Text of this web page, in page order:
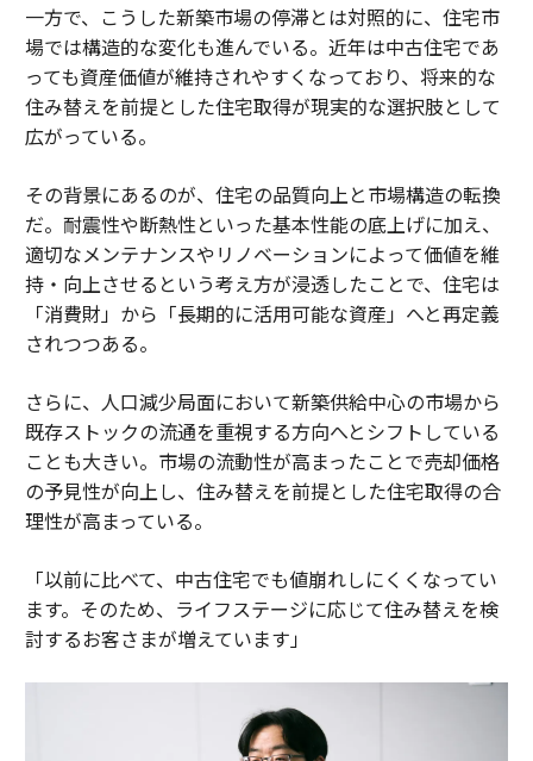
一方で、こうした新築市場の停滞とは対照的に、住宅市
場では構造的な変化も進んでいる。近年は中古住宅であ
っても資産価値が維持されやすくなっており、将来的な
住み替えを前提とした住宅取得が現実的な選択肢として
広がっている。
その背景にあるのが、住宅の品質向上と市場構造の転換
だ。耐震性や断熱性といった基本性能の底上げに加え、
適切なメンテナンスやリノベーションによって価値を維
持・向上させるという考え方が浸透したことで、住宅は
「消費財」から「長期的に活用可能な資産」へと再定義
されつつある。
さらに、人口減少局面において新築供給中心の市場から
既存ストックの流通を重視する方向へとシフトしている
ことも大きい。市場の流動性が高まったことで売却価格
の予見性が向上し、住み替えを前提とした住宅取得の合
理性が高まっている。
「以前に比べて、中古住宅でも値崩れしにくくなってい
ます。そのため、ライフステージに応じて住み替えを検
討するお客さまが増えています」